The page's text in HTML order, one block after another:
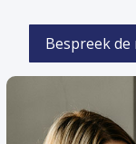
Bespreek